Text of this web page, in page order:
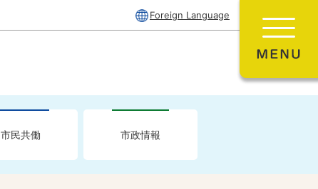
Foreign Language
市民共働 市政情報